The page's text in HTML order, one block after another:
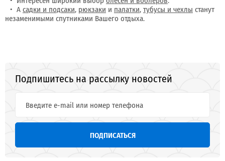
Асадки и подсаки, рюкзаки и палатки,тубусы и чехлы станут
незаменимыми спутниками Вашего отдыха.
Подпишитесь на рассылку новостей
ПОДПИСАТЬСЯ